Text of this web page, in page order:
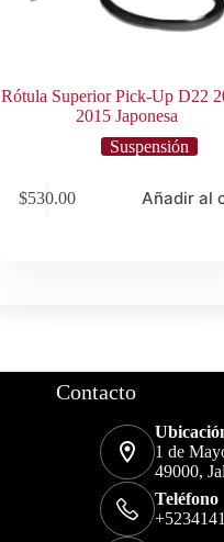
Rótula Superior Pick-Up D22
2015 Japonesa
Suspensión
$530.00 Añadir al
Contacto
1 de
49000,
Teléfono